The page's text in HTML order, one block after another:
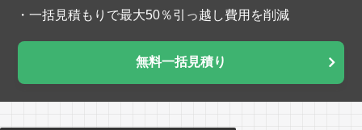
・一括見積もりで最大50％引っ越し費用を削減
無料一括見積り